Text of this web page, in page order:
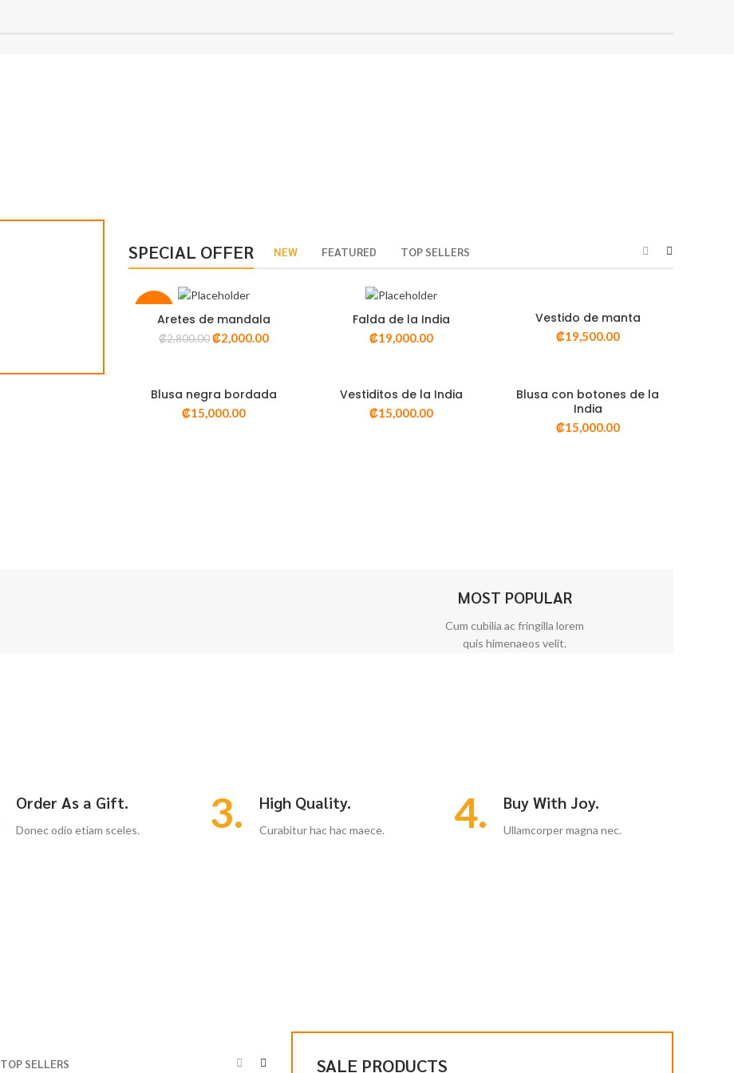
SPECIAL OFFER NEW FEATURED TOP SELLERS
ADD TO CART
Aretes de mandala
₡2,800.00 ₡2,000.00
ADD TO CART
Falda de la India
₡19,000.00
ADD TO CART
Vestido de manta
₡19,500.00
SELECT OPTIONS
Blusa negra bordada
₡15,000.00
SELECT OPTIONS
Vestiditos de la India
₡15,000.00
SELECT OPTIONS
VISTA RÁPIDA
Blusa con botones de la
India
₡15,000.00
MOST POPULAR
Cum cubilia ac fringilla lorem
quis himenaeos velit.
Order As a Gift.
Donec odio etiam sceles. 3. High Quality.
Curabitur hac hac maece. 4. Buy With Joy.
Ullamcorper magna nec.
TOP SELLERS SALE PRODUCTS